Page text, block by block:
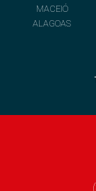
MACEIÓ
ALAGOAS